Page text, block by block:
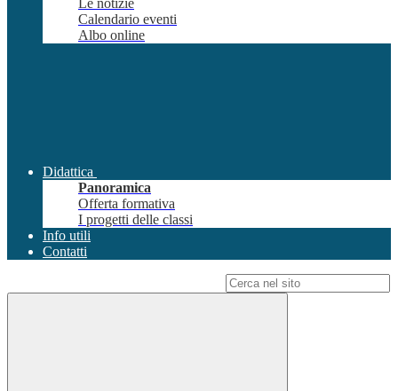
Le notizie
Calendario eventi
Albo online
Didattica
Panoramica
Offerta formativa
I progetti delle classi
Info utili
Contatti